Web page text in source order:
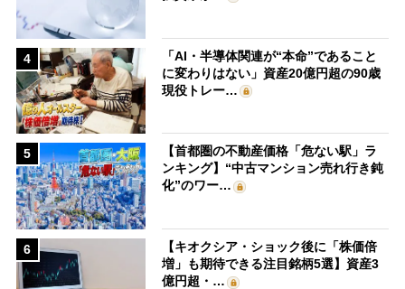
4
「AI・半導体関連が“本命”であること
に変わりはない」資産20億円超の90歳
現役トレー…
5
【首都圏の不動産価格「危ない駅」ラ
ンキング】“中古マンション売れ行き鈍
化”のワー…
6
【キオクシア・ショック後に「株価倍
増」も期待できる注目銘柄5選】資産3
億円超・…